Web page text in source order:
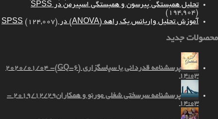
تحلیل همبستگی پیرسون و همبستگی اسپیرمن در SPSS
(194,904)
آموزش تحلیل واریانس یک راهه (ANOVA) در SPSS
(124,007)
محصولات جدید
پرسشنامه قدردانی یا سپاسگزاری (GQ-6)
2020/01/04 -
14:03
پرسشنامه سرسختی شغلی مورنو و همکاران
2019/12/29 -
14:03